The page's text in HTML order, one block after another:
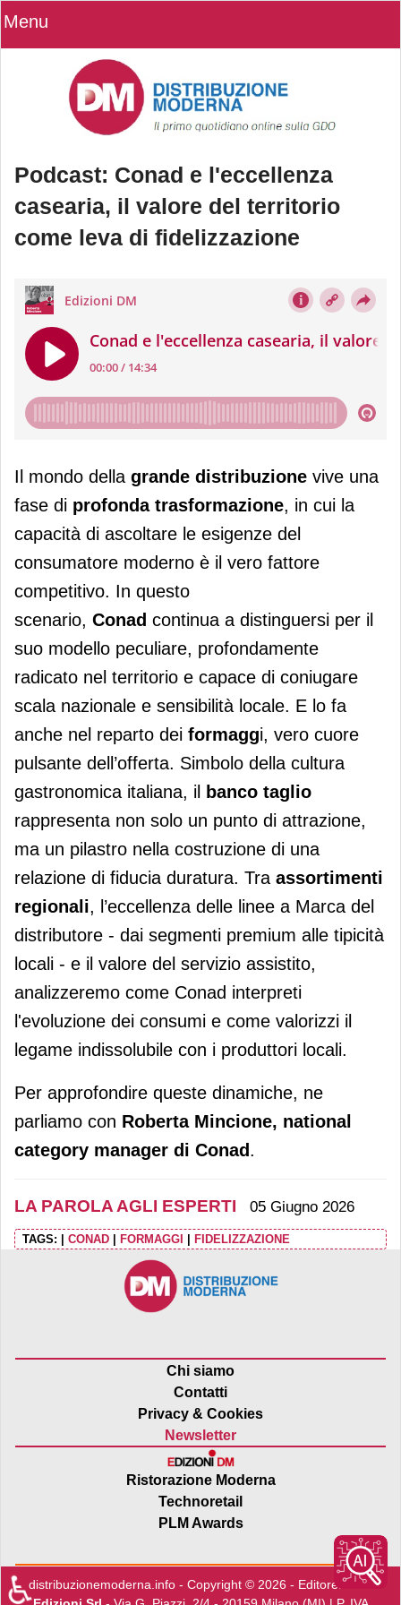
Menu
Podcast: Conad e l'eccellenza
casearia, il valore del territorio
come leva di fidelizzazione
Podcast: Conad e l'eccellenza
casearia, il valore del territorio come
leva di fidelizzazione
Il mondo della grande distribuzione vive una
fase di profonda trasformazione, in cui la
capacità di ascoltare le esigenze del
consumatore moderno è il vero fattore
competitivo. In questo
scenario, Conad continua a distinguersi per il
suo modello peculiare, profondamente
radicato nel territorio e capace di coniugare
scala nazionale e sensibilità locale. E lo fa
anche nel reparto dei formaggi, vero cuore
pulsante dell’offerta. Simbolo della cultura
gastronomica italiana, il
banco taglio
rappresenta non solo un punto di attrazione,
ma un pilastro nella costruzione di una
relazione di fiducia duratura. Tra assortimenti
regionali, l’eccellenza delle linee a Marca del
distributore - dai segmenti premium alle tipicità
locali - e il valore del servizio assistito,
analizzeremo come Conad interpreti
l'evoluzione dei consumi e come valorizzi il
legame indissolubile con i produttori locali.
Per approfondire queste dinamiche, ne
parliamo con Roberta Mincione, national
category manager di Conad.
LA PAROLA AGLI ESPERTI 05 Giugno 2026
TAGS: CONAD FORMAGGI FIDELIZZAZIONE
Chi siamo
Contatti
Privacy & Cookies
Newsletter
Ristorazione Moderna
Technoretail
PLM Awards
distribuzionemoderna.info - Copyright © 2026 - Editore:Edra